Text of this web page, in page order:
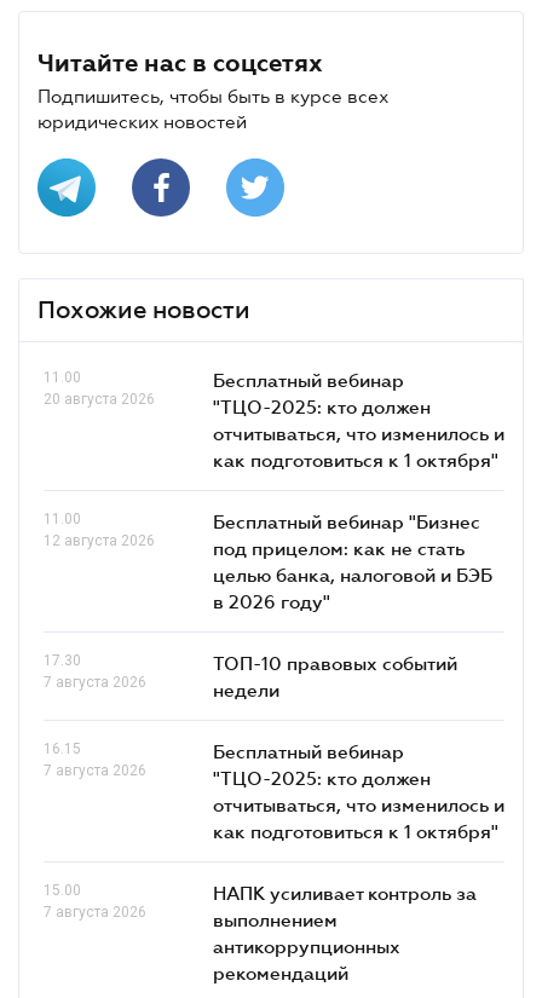
Читайте нас в соцсетях
Подпишитесь, чтобы быть в курсе всех
юридических новостей
Похожие новости
11.00
20 августа 2026
Бесплатный вебинар
"ТЦО-2025: кто должен
отчитываться, что изменилось и
как подготовиться к 1 октября"
11.00
12 августа 2026
Бесплатный вебинар "Бизнес
под прицелом: как не стать
целью банка, налоговой и БЭБ
в 2026 году"
17.30
7 августа 2026
ТОП-10 правовых событий
недели
16.15
7 августа 2026
Бесплатный вебинар
"ТЦО-2025: кто должен
отчитываться, что изменилось и
как подготовиться к 1 октября"
15.00
7 августа 2026
НАПК усиливает контроль за
выполнением
антикоррупционных
рекомендаций